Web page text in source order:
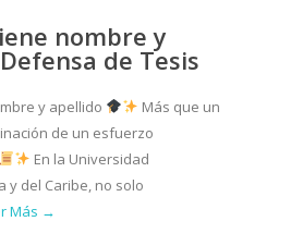
nombre y
de Tesis
y apellido
Más que un
de un esfuerzo
En la Universidad
y del Caribe, no solo
Más →